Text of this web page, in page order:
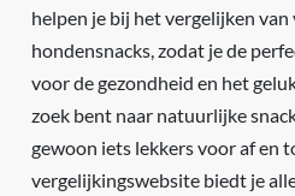
helpen je bij het vergelijken
hondensnacks, zodat je de
voor de gezondheid en het
zoek bent naar natuurlijke
gewoon iets lekkers voor af en
vergelijkingswebsite biedt je